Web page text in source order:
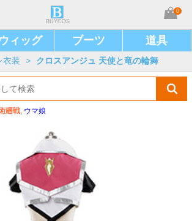
BUYCOS
0
ウィッグ ブーツ 道具
衣装 > クロスアンジュ 天使と竜の輪舞
廻戦, ウマ娘